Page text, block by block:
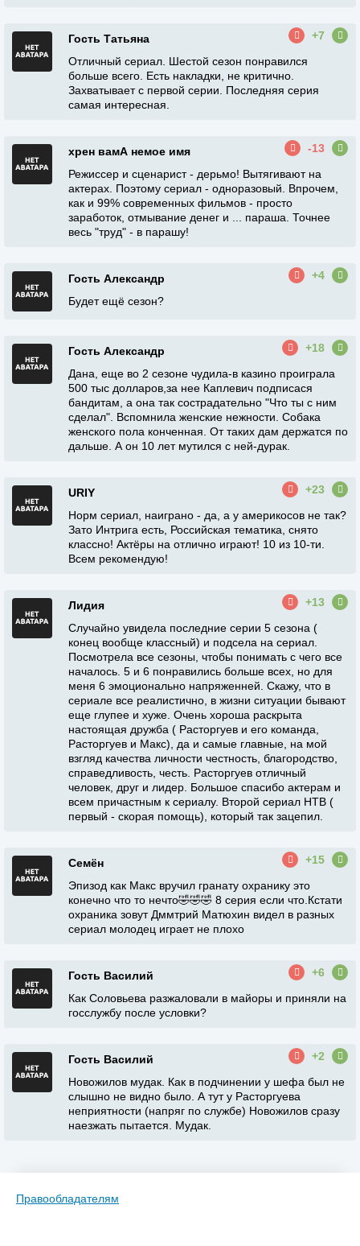
Гость Татьяна
+7
Отличный сериал. Шестой сезон понравился
больше всего. Есть накладки, не критично.
Захватывает с первой серии. Последняя серия
самая интересная.
хрен вамА немое имя
-13
Режиссер и сценарист - дерьмо! Вытягивают на
актерах. Поэтому сериал - одноразовый. Впрочем,
как и 99% современных фильмов - просто
заработок, отмывание денег и ... параша. Точнее
весь "труд" - в парашу!
Гость Александр
+4
Будет ещё сезон?
Гость Александр
+18
Дана, еще во 2 сезоне чудила-в казино проиграла
500 тыс долларов,за нее Каплевич подписася
бандитам, а она так сострадательно "Что ты с ним
сделал". Вспомнила женские нежности. Собака
женского пола конченная. От таких дам держатся по
дальше. А он 10 лет мутился с ней-дурак.
URIY
+23
Норм сериал, наиграно - да, а у америкосов не так?
Зато Интрига есть, Российская тематика, снято
классно! Актёры на отлично играют! 10 из 10-ти.
Всем рекомендую!
Лидия
+13
Случайно увидела последние серии 5 сезона (
конец вообще классный) и подсела на сериал.
Посмотрела все сезоны, чтобы понимать с чего все
началось. 5 и 6 понравились больше всех, но для
меня 6 эмоционально напряженней. Скажу, что в
сериале все реалистично, в жизни ситуации бывают
еще глупее и хуже. Очень хороша раскрыта
настоящая дружба ( Расторгуев и его команда,
Расторгуев и Макс), да и самые главные, на мой
взгляд качества личности честность, благородство,
справедливость, честь. Расторгуев отличный
человек, друг и лидер. Большое спасибо актерам и
всем причастным к сериалу. Второй сериал НТВ (
первый - скорая помощь), который так зацепил.
Семён
+15
Эпизод как Макс вручил гранату охранику это
конечно что то нечто🤣🤣🤣 8 серия если что.Кстати
охраника зовут Дммтрий Матюхин видел в разных
сериал молодец играет не плохо
Гость Василий
+6
Как Соловьева разжаловали в майоры и приняли на
госслужбу после условки?
Гость Василий
+2
Новожилов мудак. Как в подчинении у шефа был не
слышно не видно было. А тут у Расторгуева
неприятности (напряг по службе) Новожилов сразу
наезжать пытается. Мудак.
Правообладателям